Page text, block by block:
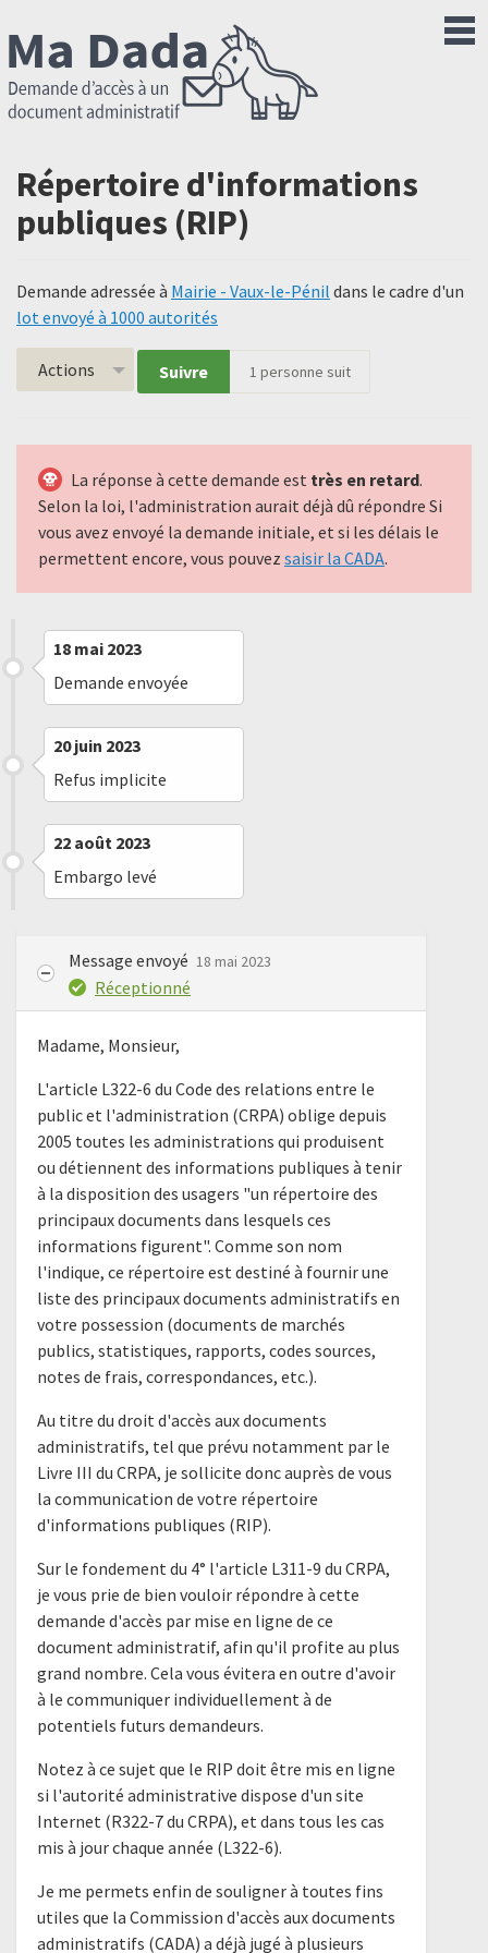
Répertoire d'informations
publiques (RIP)
Demande adressée à Mairie - Vaux-le-Pénil dans le cadre d'un
lot envoyé à 1000 autorités
Actions Suivre 1 personne suit
La réponse à cette demande est très en retard.
Selon la loi, l'administration aurait déjà dû répondre Si
vous avez envoyé la demande initiale, et si les délais le
permettent encore, vous pouvez saisir la CADA.
18 mai 2023
Demande envoyée
20 juin 2023
Refus implicite
22 août 2023
Embargo levé
Message envoyé 18 mai 2023
Réceptionné
Madame, Monsieur,
L'article L322-6 du Code des relations entre le
public et l'administration (CRPA) oblige depuis
2005 toutes les administrations qui produisent
ou détiennent des informations publiques à tenir
à la disposition des usagers "un répertoire des
principaux documents dans lesquels ces
informations figurent". Comme son nom
l'indique, ce répertoire est destiné à fournir une
liste des principaux documents administratifs en
votre possession (documents de marchés
publics, statistiques, rapports, codes sources,
notes de frais, correspondances, etc.).
Au titre du droit d'accès aux documents
administratifs, tel que prévu notamment par le
Livre III du CRPA, je sollicite donc auprès de vous
la communication de votre répertoire
d'informations publiques (RIP).
Sur le fondement du 4° l'article L311-9 du CRPA,
je vous prie de bien vouloir répondre à cette
demande d'accès par mise en ligne de ce
document administratif, afin qu'il profite au plus
grand nombre. Cela vous évitera en outre d'avoir
à le communiquer individuellement à de
potentiels futurs demandeurs.
Notez à ce sujet que le RIP doit être mis en ligne
si l'autorité administrative dispose d'un site
Internet (R322-7 du CRPA), et dans tous les cas
mis à jour chaque année (L322-6).
Je me permets enfin de souligner à toutes fins
utiles que la Commission d'accès aux documents
administratifs (CADA) a déjà jugé à plusieurs